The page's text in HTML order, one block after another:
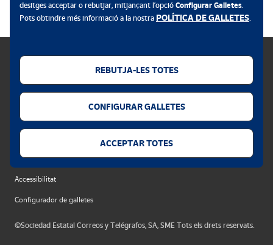
Política de galletes
Avís legal
Alerta de seguretat
Accessibilitat
Configurador de galletes
©Sociedad Estatal Correos y Telégrafos, SA, SME Tots els drets reservats.
desitges acceptar o rebutjar, mitjançant l’opció Configurar Galletes.
Pots obtindre més informació a la nostra POLÍTICA DE GALLETES.
REBUTJA-LES TOTES
CONFIGURAR GALLETES
ACCEPTAR TOTES